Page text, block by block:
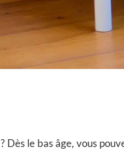
? Dès le bas âge, vous